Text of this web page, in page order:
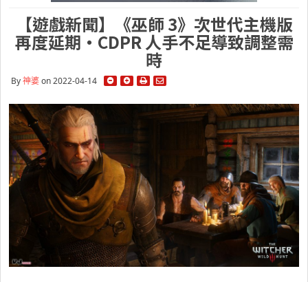
【遊戲新聞】《巫師 3》次世代主機版
再度延期・CDPR 人手不足導致調整需
時
By神婆on 2022-04-14